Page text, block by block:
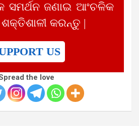
ସମର୍ଥନ ଜଣାଇ ଆଂଚଳିକ
ଶକ୍ତିଶାଳୀ କରନ୍ତୁ |
US
the love